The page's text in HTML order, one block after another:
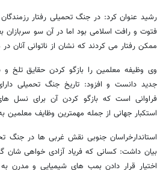
رشید عنوان کرد: در جنگ تحمیلی رفتار
فتوت و رافت اسلامی بود اما در آن سو سربازان
ممکن رفتار می کردند که نشان از ناتوانی آنان
وی وظیفه معلمین را بازگو کردن حقایق تلخ
جدید دانست و افزود: تاریخ جنگ تحمیلی
فراوانی است که بازگو کردن آن برای نسل
استکبار جهانی از جمله مهمترین وظایف معلمین
استاندارخراسان جنوبی نقش غربی ها در جنگ
بیان داشت: کسانی که فریاد آزادی خواهی
اختیار قرار دادن بمب های شیمیایی و مدرن